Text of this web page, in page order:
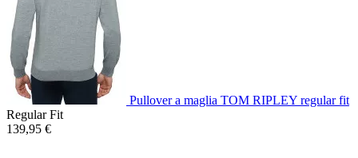
Pullover a maglia TOM RIPLEY regular fit
Regular Fit
139,95 €